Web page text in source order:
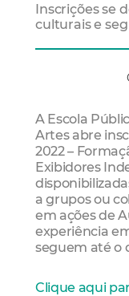
Inscrições se
culturais e
A Escola
Artes abre
2022 –
Exibidores
a grupos ou
em ações de
experiência
seguem até o
Clique aqui